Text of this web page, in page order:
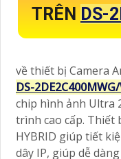
TRÊN DS-
về thiết bị Camera
DS-
chip hình ảnh Ultra
trình cao cấp. Thiết
HYBRID giúp tiết
dây IP, giúp dễ